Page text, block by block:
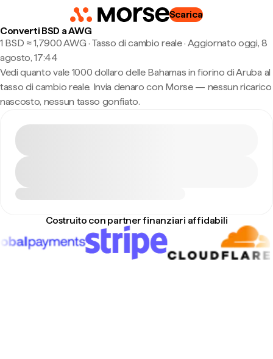
Scarica
Converti BSD a AWG
1 BSD ≈ 1,7900 AWG · Tasso di cambio reale· Aggiornato oggi, 8
agosto, 17:44
Vedi quanto vale 1000 dollaro delle Bahamas in fiorino di Aruba al
tasso di cambio reale. Invia denaro con Morse — nessun ricarico
nascosto, nessun tasso gonfiato.
Costruito con partner finanziari affidabili